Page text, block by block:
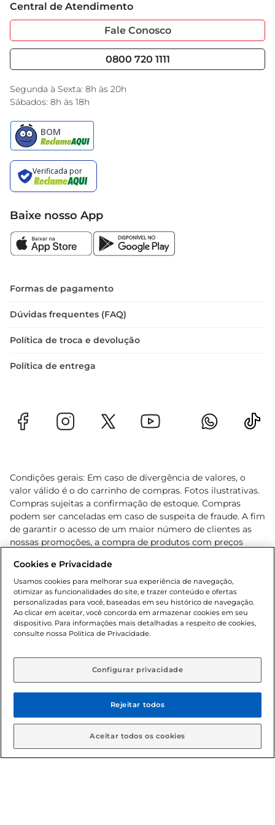
Sobre Privacidade
Portal do Fornecedo
Nossas Lojas
Garantia Estendida
Serviços
Black Friday
Encarte do Dia
Central de Atendimento
Fale Conosco
0800 720 1111
Segunda à Sexta: 8h às 20h
Sábados: 8h às 18h
Baixe nosso App
Formas de pagamento
Dúvidas frequentes (FAQ)
Política de troca e devolução
Política de entrega
Condições gerais: Em caso de divergência de valores, o
valor válido é o do carrinho de compras. Fotos ilustrativas.
Compras sujeitas a confirmação de estoque. Compras
podem ser canceladas em caso de suspeita de fraude. A fim
de garantir o acesso de um maior número de clientes as
nossas promoções, a compra de produtos com preços
cliente. Os preços, ofertas e condições são exclusivos para
o e-commerce e válidos durante o dia de hoje, podendo
sofrer alterações sem prévia notificação. Proibida a venda
de bebidas alcoólicas para menores de 18 anos, conforme
Lei n.º 8069/90, art. 81, inciso II (Estatuto da Criança e do
Adolescente). Preços e condições exclusivos para o
aviso prévio. O valor mínimo para as compras on-line é de
© 2026 Copyright. Todos os direitos
reservados Gbarbosa.
Cookies e Privacidade
Usamos cookies para melhorar sua experiência de navegação,
otimizar as funcionalidades do site, e trazer conteúdo e ofertas
personalizadas para você, baseadas em seu histórico de navegação.
Ao clicar em aceitar, você concorda em armazenar cookies em seu
dispositivo. Para informações mais detalhadas a respeito de cookies,
consulte nossa Política de Privacidade.
Configurar privacidade
Rejeitar todos
Aceitar todos os cookies